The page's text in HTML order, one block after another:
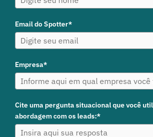
Email do Spotter*
Empresa*
Cite uma pergunta situacional que você
abordagem com os leads:*